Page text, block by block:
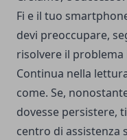
Fi e il tuo
devi preoccupare,
risolvere il problema
Continua nella
come. Se,
dovesse persistere,
centro di assistenza